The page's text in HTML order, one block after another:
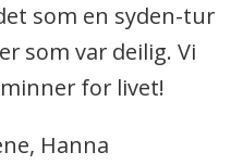
som en syden-tur
som var deilig. Vi
for livet!
Hanna